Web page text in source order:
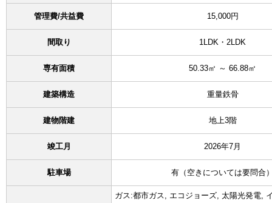
管理費/共益費 15,000円
間取り 1LDK・2LDK
専有面積 50.33㎡ ～ 66.88㎡
建築構造 重量鉄骨
建物階建 地上3階
竣工月 2026年7月
駐車場 有（空きについては要問合
ガス:都市ガス, エコジョーズ, 太陽光発電,